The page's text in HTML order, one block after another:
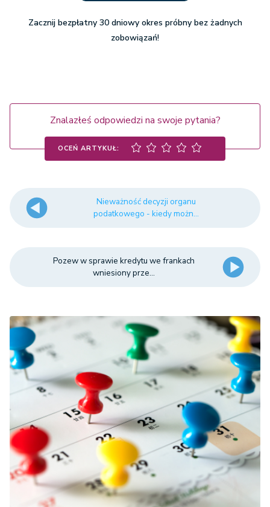
Zacznij bezpłatny 30 dniowy okres próbny bez żadnych
zobowiązań!
Znalazłeś odpowiedzi na swoje pytania?
OCEŃ ARTYKUŁ:
Nieważność decyzji organu
podatkowego - kiedy możn...
Pozew w sprawie kredytu we frankach
wniesiony prze...